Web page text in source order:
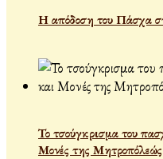
Η απόδοση του Πάσχα
Το τσούγκρισμα του
Μονές της